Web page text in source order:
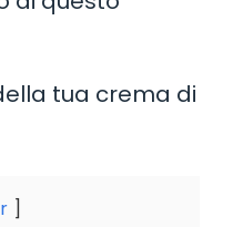
tua crema di